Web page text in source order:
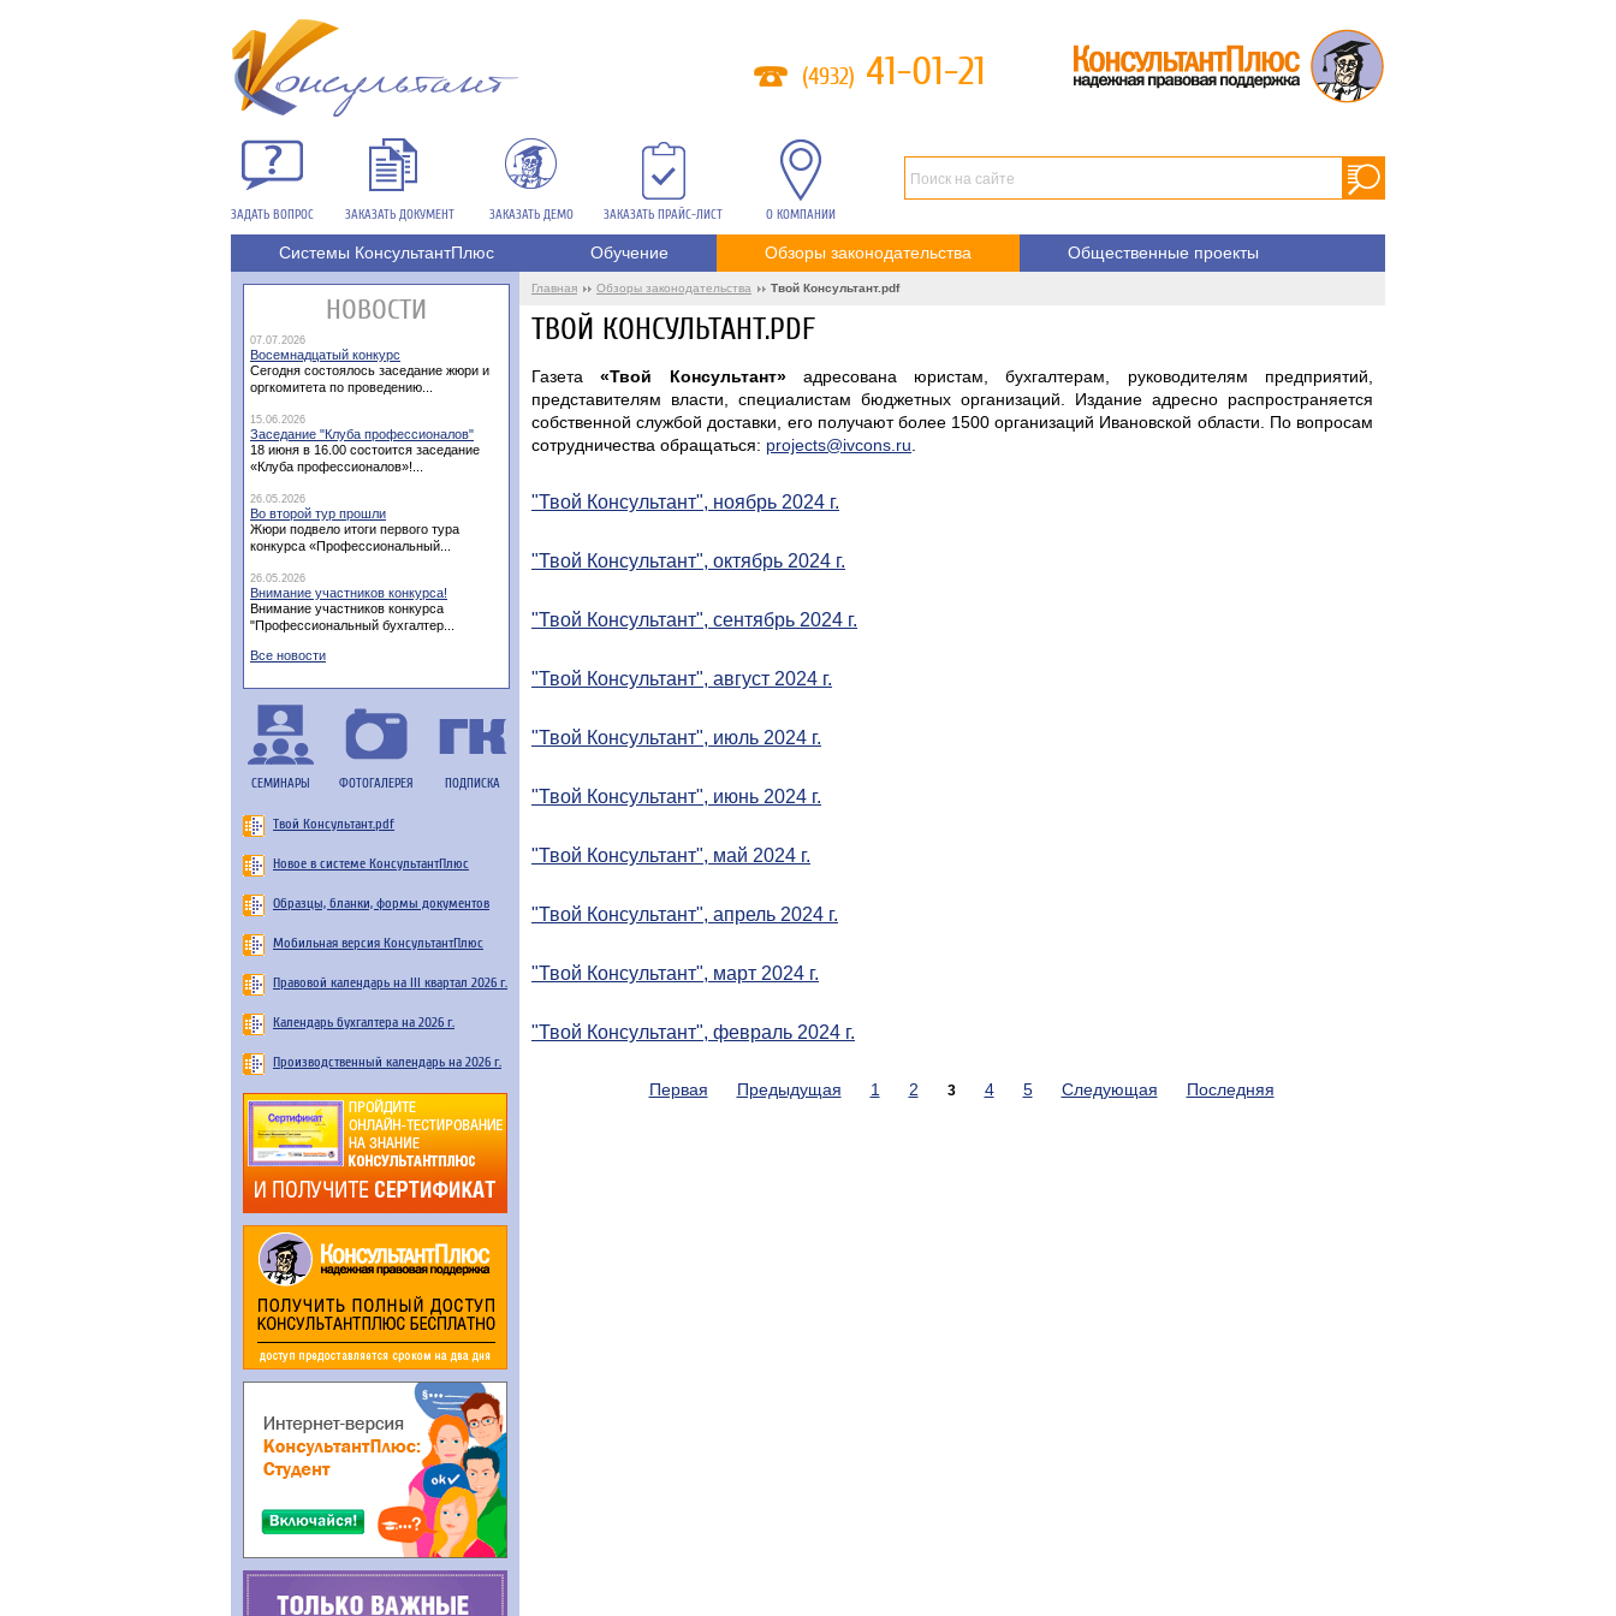
(4932) 41-01-21
О КОМПАНИИ
ЗАДАТЬ ВОПРОС ЗАКАЗАТЬ ДОКУМЕНТ ЗАКАЗАТЬ ДЕМО ЗАКАЗАТЬ ПРАЙС-ЛИСТ
Системы КонсультантПлюс Обучение Обзоры законодательства Общественные проекты
НОВОСТИ
07.07.2026
Восемнадцатый конкурс
Сегодня состоялось заседание жюри и
оргкомитета по проведению...
15.06.2026
Заседание "Клуба профессионалов"
18 июня в 16.00 состоится заседание
«Клуба профессионалов»!...
26.05.2026
Во второй тур прошли
Жюри подвело итоги первого тура
конкурса «Профессиональный...
26.05.2026
Внимание участников конкурса!
Внимание участников конкурса
"Профессиональный бухгалтер...
Все новости
СЕМИНАРЫ ФОТОГАЛЕРЕЯ ПОДПИСКА
Твой Консультант.pdf
Новое в системе КонсультантПлюс
Образцы, бланки, формы документов
Мобильная версия КонсультантПлюс
Правовой календарь на III квартал 2026 г.
Календарь бухгалтера на 2026 г.
Производственный календарь на 2026 г.
Главная Обзоры законодательства Твой Консультант.pdf
ТВОЙ КОНСУЛЬТАНТ.PDF
Газета«Твой Консультант»адресована юристам, бухгалтерам, руководителям предприятий,
представителям власти, специалистам бюджетных организаций. Издание адресно распространяется
собственной службой доставки, его получают более 1500 организаций Ивановской области. По вопросам
сотрудничества обращаться: projects@ivcons.ru
"Твой Консультант", ноябрь 2024 г.
"Твой Консультант", октябрь 2024 г.
"Твой Консультант", сентябрь 2024 г.
"Твой Консультант", август 2024 г.
"Твой Консультант", июль 2024 г.
"Твой Консультант", июнь 2024 г.
"Твой Консультант", май 2024 г.
"Твой Консультант", апрель 2024 г.
"Твой Консультант", март 2024 г.
"Твой Консультант", февраль 2024 г.
Первая Предыдущая 1 2 3 4 5 Следующая Последняя